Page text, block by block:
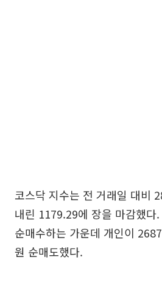
코스닥 지수는 전 거래일 대비
내린 1179.29에 장을 마감했다
순매수하는 가운데 개인이
원 순매도했다.